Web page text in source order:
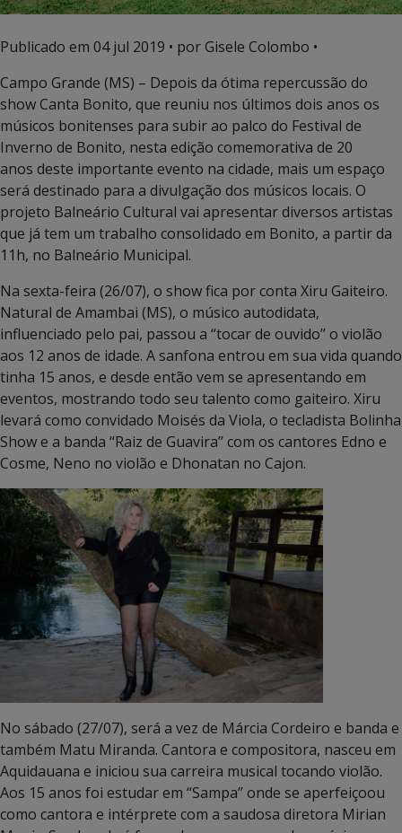
Publicado em 04 jul 2019 • por Gisele Colombo •
Campo Grande (MS) – Depois da ótima repercussão do
show Canta Bonito, que reuniu nos últimos dois anos os
músicos bonitenses para subir ao palco do Festival de
Inverno de Bonito, nesta edição comemorativa de 20
anos deste importante evento na cidade, mais um espaço
será destinado para a divulgação dos músicos locais. O
projeto Balneário Cultural vai apresentar diversos artistas
que já tem um trabalho consolidado em Bonito, a partir da
11h, no Balneário Municipal.
Na sexta-feira (26/07), o show fica por conta Xiru Gaiteiro.
Natural de Amambai (MS), o músico autodidata,
influenciado pelo pai, passou a “tocar de ouvido’’ o violão
aos 12 anos de idade. A sanfona entrou em sua vida quando
tinha 15 anos, e desde então vem se apresentando em
eventos, mostrando todo seu talento como gaiteiro. Xiru
levará como convidado Moisés da Viola, o tecladista Bolinha
Show e a banda “Raiz de Guavira’’ com os cantores Edno e
Cosme, Neno no violão e Dhonatan no Cajon.
No sábado (27/07), será a vez de Márcia Cordeiro e banda e
também Matu Miranda. Cantora e compositora, nasceu em
Aquidauana e iniciou sua carreira musical tocando violão.
Aos 15 anos foi estudar em “Sampa’’ onde se aperfeiçoou
como cantora e intérprete com a saudosa diretora Mirian